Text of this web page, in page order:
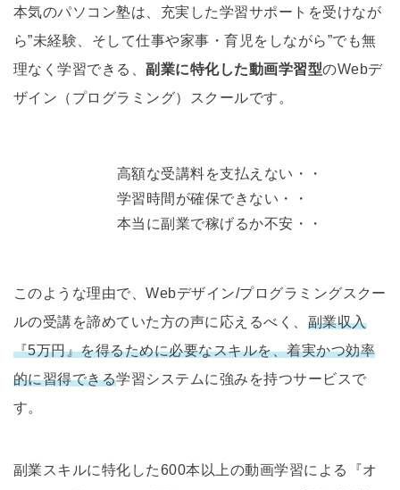
本気のパソコン塾は、充実した学習サポートを受けなが
ら”未経験、そして仕事や家事・育児をしながら”でも無
理なく学習できる、副業に特化した動画学習型のWebデ
ザイン（プログラミング）スクールです。
高額な受講料を支払えない・・
学習時間が確保できない・・
本当に副業で稼げるか不安・・
このような理由で、Webデザイン/プログラミングスクー
ルの受講を諦めていた方の声に応えるべく、 副業収入
『5万円』を得るために必要なスキルを、着実かつ効率
的に習得できる学習システムに強みを持つサービスで
す。
副業スキルに特化した600本以上の動画学習による『オ